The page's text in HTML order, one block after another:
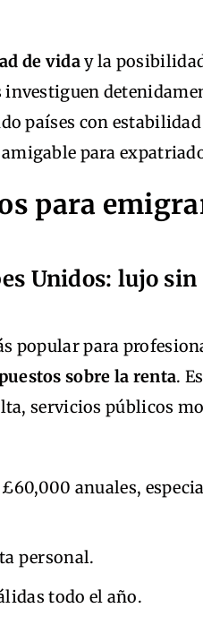
de viday la
países con
para
para
Unidos: lujo
popular para
sobre la renta.
servicios públicos
anuales,
personal.
todo el año.